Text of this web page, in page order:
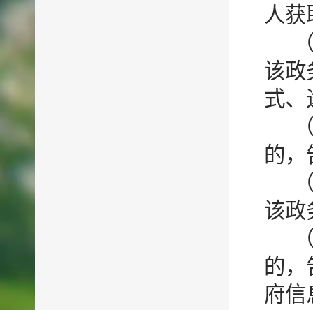
人获
该政
式、
的，
该政
的，
府信